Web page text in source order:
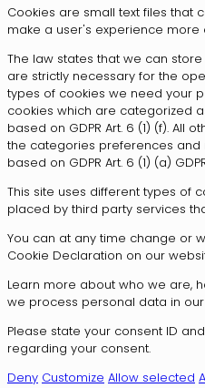
Cookies are small text files that
make a user's experience more
The law states that we can
are strictly necessary for the
types of cookies we need your
cookies which are categorized
based on GDPR Art. 6 (1) (f). All
the categories preferences and
based on GDPR Art. 6 (1) (a)
This site uses different types of
placed by third party services
You can at any time change or
Cookie Declaration on our
Learn more about who we are,
we process personal data in our
Please state your consent ID
regarding your consent.
Deny Customize Allow selected